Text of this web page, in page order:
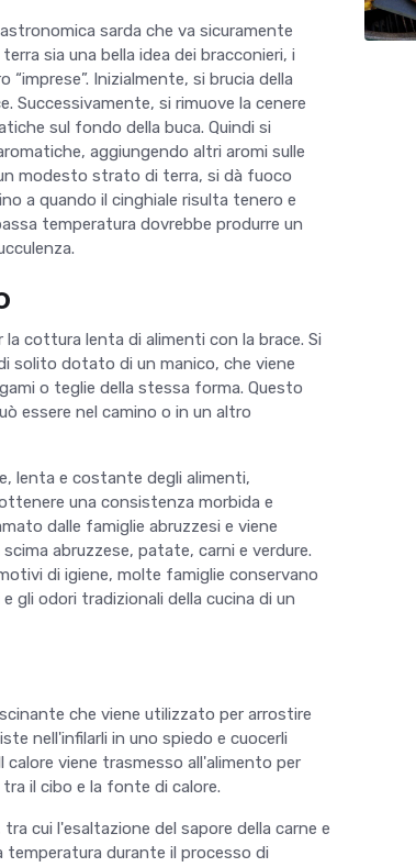
sarda che va sicuramente
sia una bella idea dei bracconieri, i
Inizialmente, si brucia della
Successivamente, si rimuove la cenere
sul fondo della buca. Quindi si
aggiungendo altri aromi sulle
modesto strato di terra, si dà fuoco
a quando il cinghiale risulta tenero e
temperatura dovrebbe produrre un
cottura lenta di alimenti con la brace. Si
solito dotato di un manico, che viene
o teglie della stessa forma. Questo
essere nel camino o in un altro
lenta e costante degli alimenti,
una consistenza morbida e
dalle famiglie abruzzesi e viene
abruzzese, patate, carni e verdure.
di igiene, molte famiglie conservano
gli odori tradizionali della cucina di un
che viene utilizzato per arrostire
nell'infilarli in uno spiedo e cuocerli
viene trasmesso all'alimento per
il cibo e la fonte di calore.
cui l'esaltazione del sapore della carne e
durante il processo di